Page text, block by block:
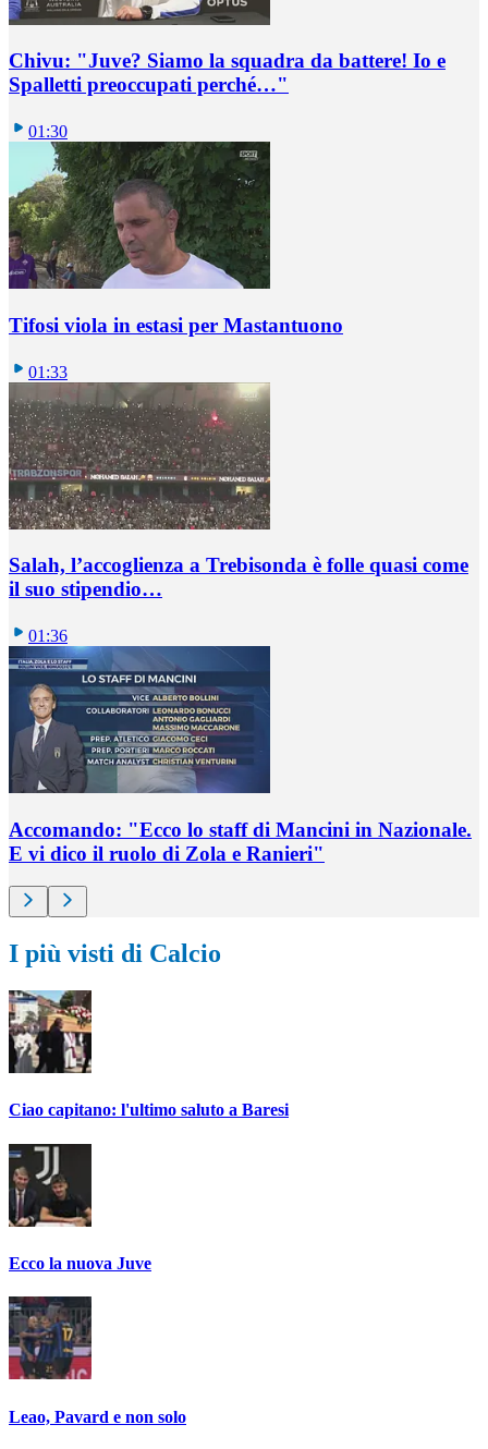
Chivu: "Juve? Siamo la squadra da battere! Io e
Spalletti preoccupati perché…"
01:30
Tifosi viola in estasi per Mastantuono
01:33
Salah, l’accoglienza a Trebisonda è folle quasi come
il suo stipendio…
01:36
Accomando: "Ecco lo staff di Mancini in Nazionale.
E vi dico il ruolo di Zola e Ranieri"
I più visti di Calcio
Ciao capitano: l'ultimo saluto a Baresi
Ecco la nuova Juve
Leao, Pavard e non solo